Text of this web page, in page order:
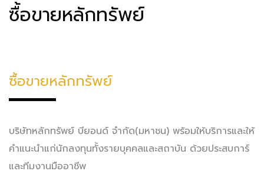
ซื้อขายหลักทรัพย์
ซื้อขายหลักทรัพย์
บริษัทหลักทรัพย์ บียอนด์ จำกัด(มหาชน) พร้อมให้บริการและให้
คำแนะนำแก่นักลงทุนทั้งรายบุคคลและสถาบัน ด้วยประสบการ์
และทีมงานมืออาชีพ